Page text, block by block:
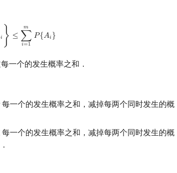
𝑖 } ≤
𝑚
∑
𝑖=1
𝑃{𝐴𝑖}
A i=1m
一个的发生概率之和．
每一个的发生概率之和，减掉每两个同时发生的概
每一个的发生概率之和，减掉每两个同时发生的概